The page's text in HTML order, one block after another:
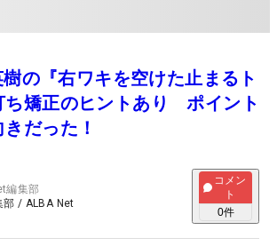
の『右ワキを空けた止まるト
ち矯正のヒントあり ポイント
だった！
編集部
部 / ALBA Net
コメン
ト
0件